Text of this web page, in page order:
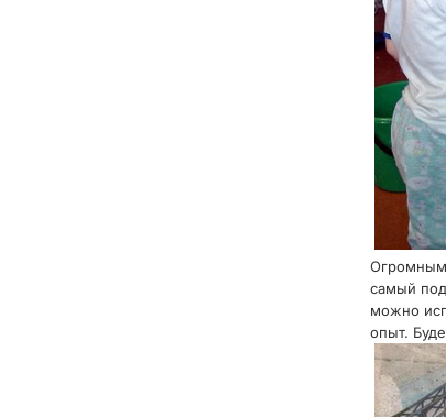
Огромным
самый
можно
опыт.